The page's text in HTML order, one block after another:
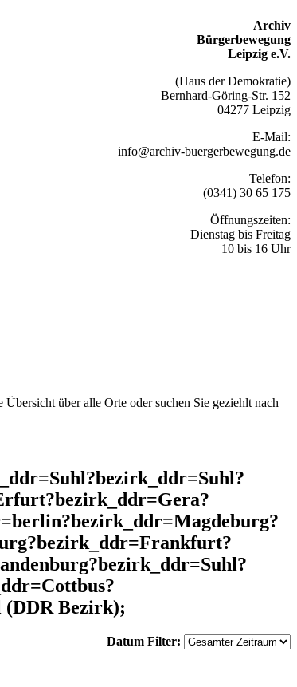
Archiv
Bürgerbewegung
Leipzig e.V.
(Haus der Demokratie)
Bernhard-Göring-Str. 152
04277 Leipzig
E-Mail:
info@archiv-buergerbewegung.de
Telefon:
(0341) 30 65 175
Öffnungszeiten:
Dienstag bis Freitag
10 bis 16 Uhr
über alle Orte oder suchen Sie geziehlt nach
(DDR Bezirk);
Datum Filter: